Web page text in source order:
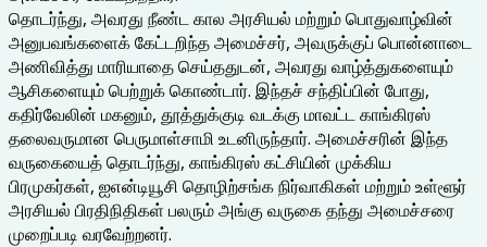
தொடர்ந்து, அவரது நீண்ட கால அரசியல் மற்றும் பொதுவாழ்வின்
அனுபவங்களைக் கேட்டறிந்த அமைச்சர், அவருக்குப் பொன்னாடை
அணிவித்து மாரியாதை செய்ததுடன், அவரது வாழ்த்துகளையும்
ஆசிகளையும் பெற்றுக் கொண்டார். இந்தச் சந்திப்பின் போது,
கதிர்வேலின் மகனும், தூத்துக்குடி வடக்கு மாவட்ட காங்கிரஸ்
தலைவருமான பெருமாள்சாமி உடனிருந்தார். அமைச்சரின் இந்த
வருகையைத் தொடர்ந்து, காங்கிரஸ் கட்சியின் முக்கிய
பிரமுகர்கள், ஐஎன்டியூசி தொழிற்சங்க நிர்வாகிகள் மற்றும் உள்ளூர்
அரசியல் பிரதிநிதிகள் பலரும் அங்கு வருகை தந்து அமைச்சரை
முறைப்படி வரவேற்றனர்.